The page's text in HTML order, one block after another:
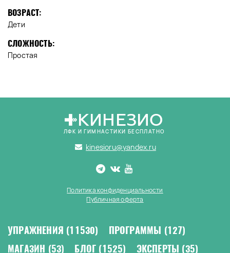
ВОЗРАСТ:
Дети
СЛОЖНОСТЬ:
Простая
КИНЕЗИО
ЛФК И ГИМНАСТИКИ БЕСПЛАТНО
kinesioru@yandex.ru
Политика конфиденциальности
Публичная оферта
УПРАЖНЕНИЯ (11530) ПРОГРАММЫ (127)
МАГАЗИН (53) БЛОГ (1525) ЭКСПЕРТЫ (35)